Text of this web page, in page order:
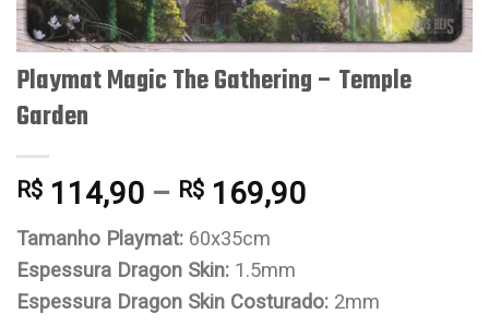
Playmat Magic The Gathering – Temple
Garden
R$ 114,90 – R$ 169,90
Tamanho Playmat: 60x35cm
Espessura Dragon Skin: 1.5mm
Espessura Dragon Skin Costurado: 2mm